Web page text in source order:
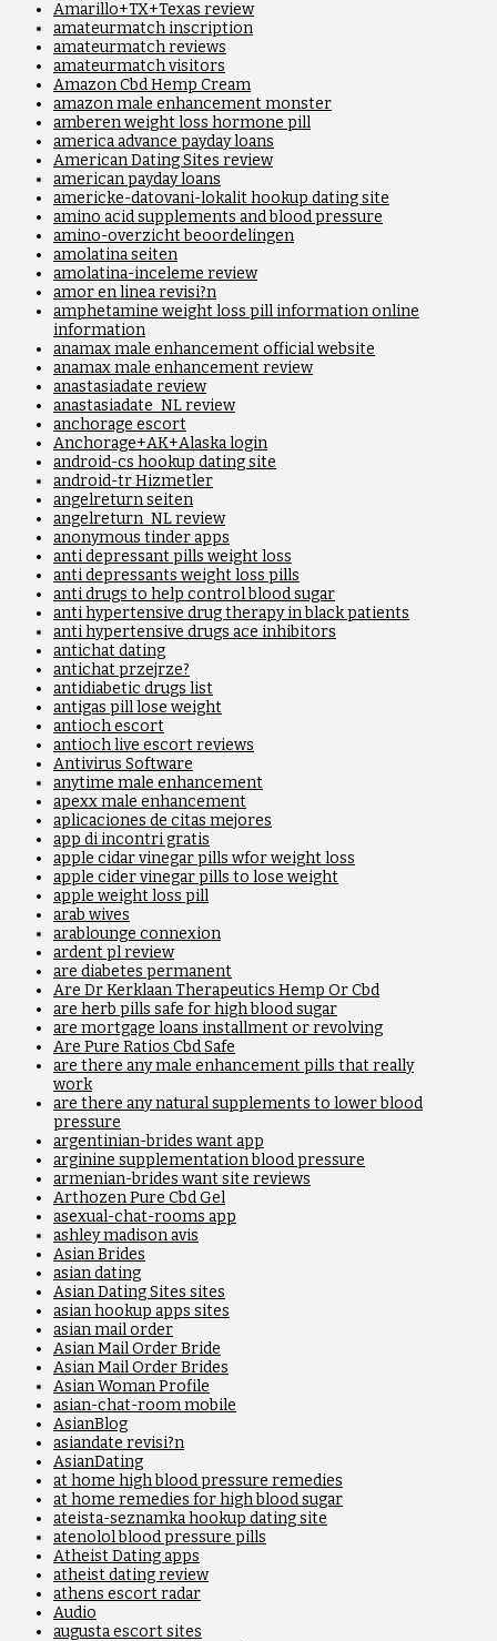
Amarillo+TX+Texas review
amateurmatch inscription
amateurmatch reviews
amateurmatch visitors
Amazon Cbd Hemp Cream
amazon male enhancement monster
amberen weight loss hormone pill
america advance payday loans
American Dating Sites review
american payday loans
americke-datovani-lokalit hookup dating site
amino acid supplements and blood pressure
amino-overzicht beoordelingen
amolatina seiten
amolatina-inceleme review
amor en linea revisi?n
amphetamine weight loss pill information online
information
anamax male enhancement official website
anamax male enhancement review
anastasiadate review
anastasiadate_NL review
anchorage escort
Anchorage+AK+Alaska login
android-cs hookup dating site
android-tr Hizmetler
angelreturn seiten
angelreturn_NL review
anonymous tinder apps
anti depressant pills weight loss
anti depressants weight loss pills
anti drugs to help control blood sugar
anti hypertensive drug therapy in black patients
anti hypertensive drugs ace inhibitors
antichat dating
antichat przejrze?
antidiabetic drugs list
antigas pill lose weight
antioch escort
antioch live escort reviews
Antivirus Software
anytime male enhancement
apexx male enhancement
aplicaciones de citas mejores
app di incontri gratis
apple cidar vinegar pills wfor weight loss
apple cider vinegar pills to lose weight
apple weight loss pill
arab wives
arablounge connexion
ardent pl review
are diabetes permanent
Are Dr Kerklaan Therapeutics Hemp Or Cbd
are herb pills safe for high blood sugar
are mortgage loans installment or revolving
Are Pure Ratios Cbd Safe
are there any male enhancement pills that really
work
are there any natural supplements to lower blood
pressure
argentinian-brides want app
arginine supplementation blood pressure
armenian-brides want site reviews
Arthozen Pure Cbd Gel
asexual-chat-rooms app
ashley madison avis
Asian Brides
asian dating
Asian Dating Sites sites
asian hookup apps sites
asian mail order
Asian Mail Order Bride
Asian Mail Order Brides
Asian Woman Profile
asian-chat-room mobile
AsianBlog
asiandate revisi?n
AsianDating
at home high blood pressure remedies
at home remedies for high blood sugar
ateista-seznamka hookup dating site
atenolol blood pressure pills
Atheist Dating apps
atheist dating review
athens escort radar
Audio
augusta escort sites